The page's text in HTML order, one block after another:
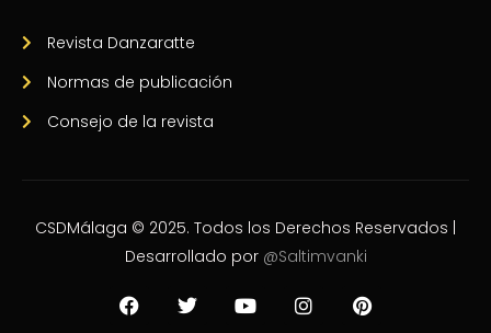
Revista Danzaratte
Normas de publicación
Consejo de la revista
CSDMálaga © 2025. Todos los Derechos Reservados |
Desarrollado por @Saltimvanki